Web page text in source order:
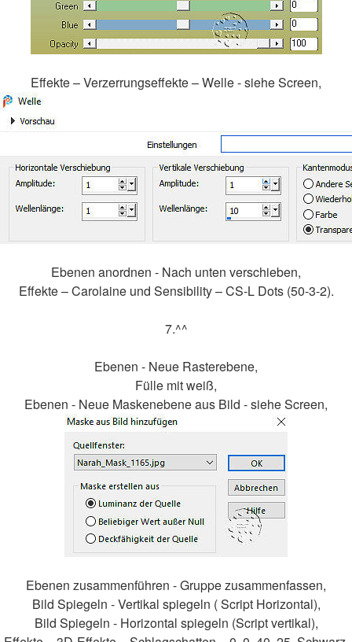
Effekte – Verzerrungseffekte – Welle - siehe Screen,
Ebenen anordnen - Nach unten verschieben,
Effekte – Carolaine und Sensibility – CS-L Dots (50-3-2).
7.^^
Ebenen - Neue Rasterebene,
Fülle mit weiß,
Ebenen - Neue Maskenebene aus Bild - siehe Screen,
Ebenen zusammenführen - Gruppe zusammenfassen,
Bild Spiegeln - Vertikal spiegeln ( Script Horizontal),
Bild Spiegeln - Horizontal spiegeln (Script vertikal),